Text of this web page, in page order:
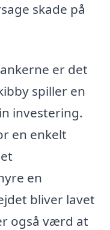
skade på
er det
spiller en
investering.
en enkelt
en
bliver lavet
også værd at